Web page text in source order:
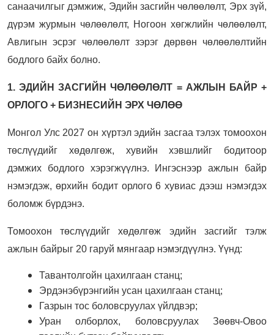
санаачилгыг дэмжиж, Эдийн засгийн чөлөөлөлт, Эрх зүй,
дүрэм журмын чөлөөлөлт, Ногоон хөгжлийн чөлөөлөлт,
Авлигын эсрэг чөлөөлөлт зэрэг дөрвөн чөлөөлөлтийн
бодлого байх болно.
1. ЭДИЙН ЗАСГИЙН ЧӨЛӨӨЛӨЛТ = АЖЛЫН БАЙР +
ОРЛОГО + БИЗНЕСИЙН ЭРХ ЧӨЛӨӨ
Монгол Улс 2027 он хүртэл эдийн засгаа тэлэх томоохон
төслүүдийг хөдөлгөж, хувийн хэвшлийг бодитоор
дэмжих бодлого хэрэгжүүлнэ. Ингэснээр ажлын байр
нэмэгдэж, өрхийн бодит орлого 6 хувиас дээш нэмэгдэх
боломж бүрдэнэ.
Томоохон төслүүдийг хөдөлгөж эдийн засгийг тэлж
ажлын байрыг 20 гаруй мянгаар нэмэгдүүлнэ. Үүнд:
Тавантолгойн цахилгаан станц;
Эрдэнэбүрэнгийн усан цахилгаан станц;
Газрын тос боловсруулах үйлдвэр;
Уран олборлох, боловсруулах Зөөвч-Овоо